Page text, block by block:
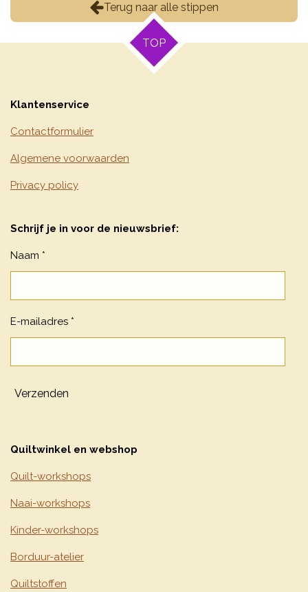
Terug naar alle stippen
TOP
Klantenservice
Contactformulier
Algemene voorwaarden
Privacy policy
Schrijf je in voor de nieuwsbrief:
Naam *
E-mailadres *
Verzenden
Quiltwinkel en webshop
Quilt-workshops
Naai-workshops
Kinder-workshops
Borduur-atelier
Quiltstoffen